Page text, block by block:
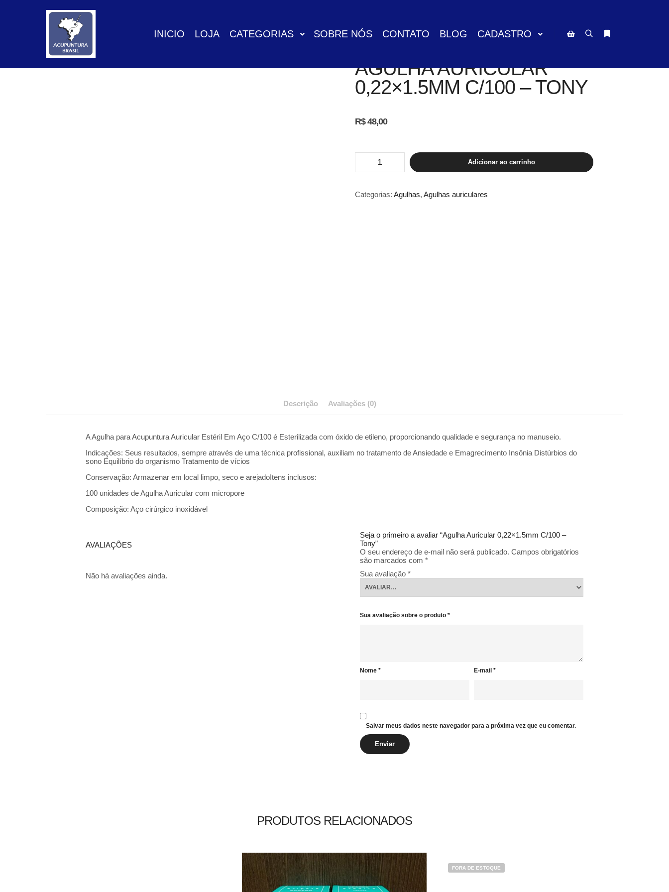
INICIO LOJA CATEGORIAS SOBRE NÓS CONTATO BLOG CADASTRO
AGULHA AURICULAR
0,22×1.5MM C/100 – TONY
R$48,00
Auricular
0,22x1.5mm
-
Tony
Adicionar ao carrinho
Categorias:Agulhas,Agulhas auriculares
Descrição Avaliações (0)
A Agulha para Acupuntura Auricular Estéril Em Aço C/100 é Esterilizada com óxido de etileno, proporcionando qualidade e segurança no manuseio.
Indicações: Seus resultados, sempre através de uma técnica profissional, auxiliam no tratamento de Ansiedade e Emagrecimento Insônia Distúrbios do
sono Equilíbrio do organismo Tratamento de vícios
Conservação: Armazenar em local limpo, seco e arejadoItens inclusos:
100 unidades de Agulha Auricular com micropore
Composição: Aço cirúrgico inoxidável
AVALIAÇÕES
Não há avaliações ainda.
Seja o primeiro a avaliar “Agulha Auricular 0,22×1.5mm C/100 –
Tony”
O seu endereço de e-mail não será publicado. Campos obrigatórios
são marcados com *
Sua avaliação *
Sua avaliação sobre o produto *
Nome * E-mail *
Salvar meus dados neste navegador para a próxima vez que eu comentar.
PRODUTOS RELACIONADOS
FORA DE ESTOQUE